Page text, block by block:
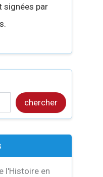
signées par
chercher
l'Histoire en